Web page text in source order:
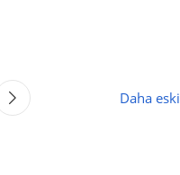
Daha eski